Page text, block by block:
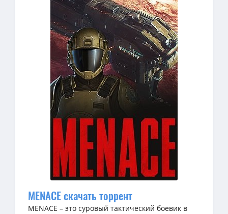
MENACE скачать торрент
MENACE – это суровый тактический боевик в